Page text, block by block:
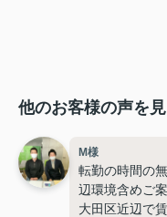
他のお客様の声を
M様
転勤の時間の
辺環境含めご
大田区近辺で